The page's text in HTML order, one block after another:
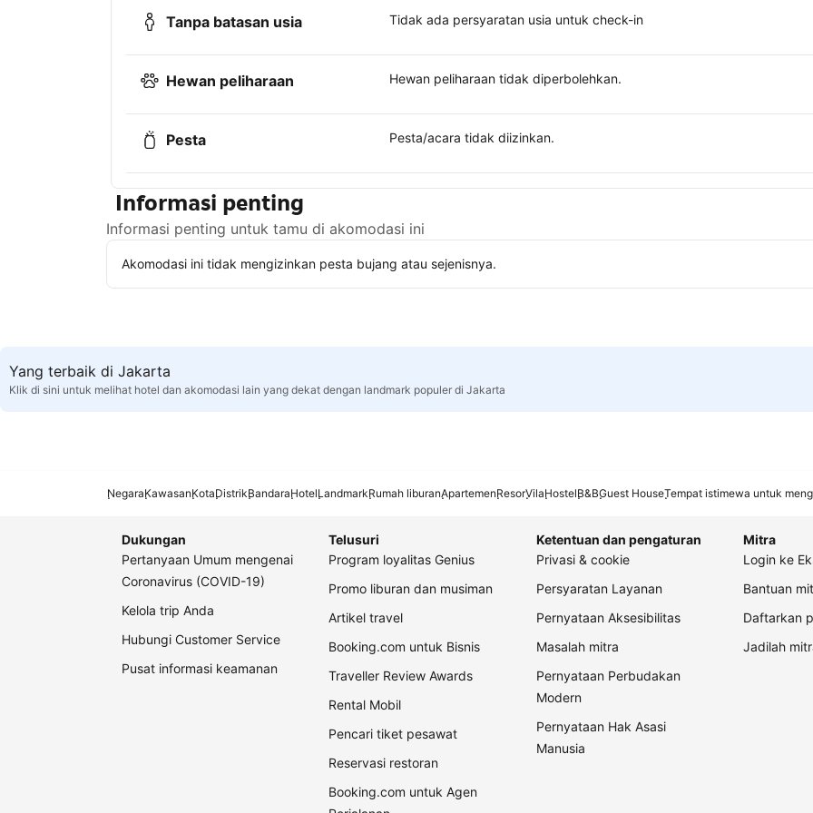
Tanpa batasan usia Tidak ada persyaratan usia untuk check-in
Hewan peliharaan Hewan peliharaan tidak diperbolehkan.
Pesta Pesta/acara tidak diizinkan.
Informasi penting
Informasi penting untuk tamu di akomodasi ini
Akomodasi ini tidak mengizinkan pesta bujang atau sejenisnya.
Yang terbaik di Jakarta
Klik di sini untuk melihat hotel dan akomodasi lain yang dekat dengan landmark populer di Jakarta
NegaraKawasanKotaDistrikBandaraHotelLandmarkRumah liburanApartemenResorVilaHostelB&BGuest HouseTempat istimewa untuk
Dukungan
Pertanyaan Umum mengenai
Coronavirus (COVID-19)
Kelola trip Anda
Hubungi Customer Service
Pusat informasi keamanan
Telusuri
Program loyalitas Genius
Promo liburan dan musiman
Artikel travel
Booking.com untuk Bisnis
Traveller Review Awards
Rental Mobil
Pencari tiket pesawat
Reservasi restoran
Booking.com untuk Agen
Ketentuan dan pengaturan
Privasi & cookie
Persyaratan Layanan
Pernyataan Aksesibilitas
Masalah mitra
Pernyataan Perbudakan
Modern
Pernyataan Hak Asasi
Manusia
Mitra
Login ke
Bantuan
Daftarkan
Jadilah